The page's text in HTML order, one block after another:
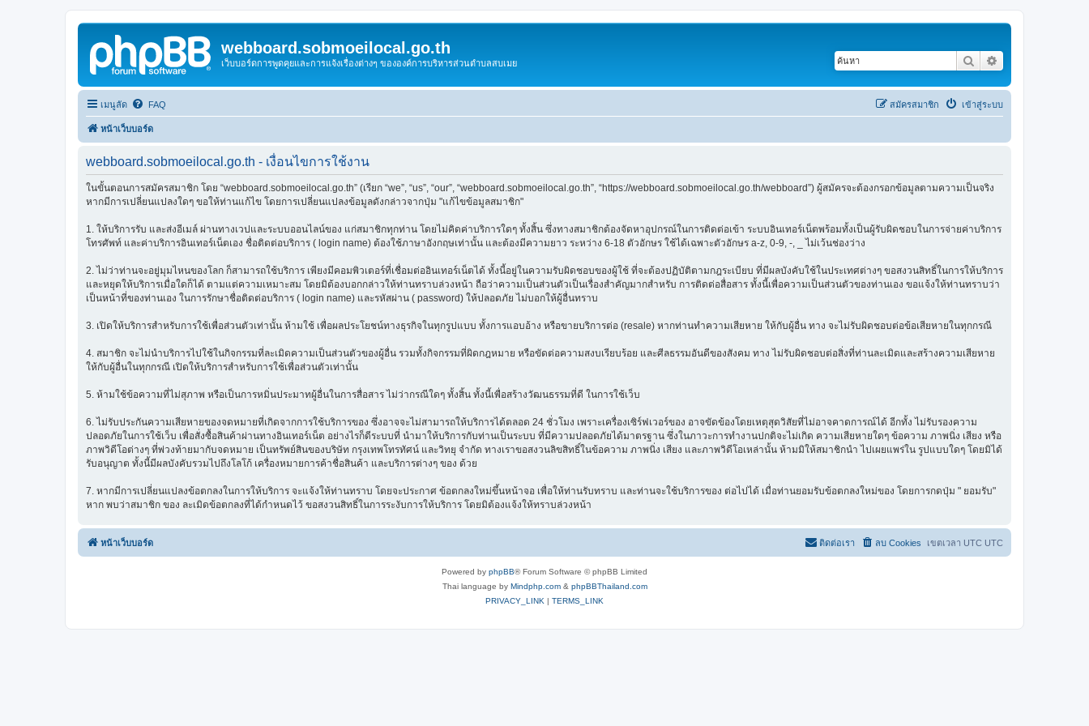
webboard.sobmoeilocal.go.th
เว็บบอร์ดการพูดคุยและการแจ้งเรื่องต่างๆ ขององค์การบริหารส่วนตำบลสบเมย ค้นหา
เมนูลัด FAQ เข้าสู่ระบบ
สมัครสมาชิก
หน้าเว็บบอร์ด
webboard.sobmoeilocal.go.th - เงื่อนไขการใช้งาน
ในขั้นตอนการสมัครสมาชิก โดย “webboard.sobmoeilocal.go.th” (เรียก “we”, “us”, “our”, “webboard.sobmoeilocal.go.th”, “https://webboard.sobmoeilocal.go.th/webboard”) ผู้สมัครจะต้องกรอกข้อมูลตามความเป็นจริง
หากมีการเปลี่ยนแปลงใดๆ ขอให้ท่านแก้ไข โดยการเปลี่ยนแปลงข้อมูลดังกล่าวจากปุ่ม "แก้ไขข้อมูลสมาชิก"
1. ให้บริการรับ และส่งอีเมล์ ผ่านทางเวปและระบบออนไลน์ของ แก่สมาชิกทุกท่าน โดยไม่คิดค่าบริการใดๆ ทั้งสิ้น ซึ่งทางสมาชิกต้องจัดหาอุปกรณ์ในการติดต่อเข้า ระบบอินเทอร์เน็ตพร้อมทั้งเป็นผู้รับผิดชอบในการจ่ายค่าบริการ
โทรศัพท์ และค่าบริการอินเทอร์เน็ตเอง ชื่อติดต่อบริการ ( login name) ต้องใช้ภาษาอังกฤษเท่านั้น และต้องมีความยาว ระหว่าง 6-18 ตัวอักษร ใช้ได้เฉพาะตัวอักษร a-z, 0-9, -, _ ไม่เว้นช่องว่าง
2. ไม่ว่าท่านจะอยู่มุมไหนของโลก ก็สามารถใช้บริการ เพียงมีคอมพิวเตอร์ที่เชื่อมต่ออินเทอร์เน็ตได้ ทั้งนี้อยู่ในความรับผิดชอบของผู้ใช้ ที่จะต้องปฏิบัติตามกฎระเบียบ ที่มีผลบังคับใช้ในประเทศต่างๆ ขอสงวนสิทธิ์ในการให้บริการ
และหยุดให้บริการเมื่อใดก็ได้ ตามแต่ความเหมาะสม โดยมิต้องบอกกล่าวให้ท่านทราบล่วงหน้า ถือว่าความเป็นส่วนตัวเป็นเรื่องสำคัญมากสำหรับ การติดต่อสื่อสาร ทั้งนี้เพื่อความเป็นส่วนตัวของท่านเอง ขอแจ้งให้ท่านทราบว่า
เป็นหน้าที่ของท่านเอง ในการรักษาชื่อติดต่อบริการ ( login name) และรหัสผ่าน ( password) ให้ปลอดภัย ไม่บอกให้ผู้อื่นทราบ
3. เปิดให้บริการสำหรับการใช้เพื่อส่วนตัวเท่านั้น ห้ามใช้ เพื่อผลประโยชน์ทางธุรกิจในทุกรูปแบบ ทั้งการแอบอ้าง หรือขายบริการต่อ (resale) หากท่านทำความเสียหาย ให้กับผู้อื่น ทาง จะไม่รับผิดชอบต่อข้อเสียหายในทุกกรณี
4. สมาชิก จะไม่นำบริการไปใช้ในกิจกรรมที่ละเมิดความเป็นส่วนตัวของผู้อื่น รวมทั้งกิจกรรมที่ผิดกฎหมาย หรือขัดต่อความสงบเรียบร้อย และศีลธรรมอันดีของสังคม ทาง ไม่รับผิดชอบต่อสิ่งที่ท่านละเมิดและสร้างความเสียหาย
ให้กับผู้อื่นในทุกกรณี เปิดให้บริการสำหรับการใช้เพื่อส่วนตัวเท่านั้น
5. ห้ามใช้ข้อความที่ไม่สุภาพ หรือเป็นการหมิ่นประมาทผู้อื่นในการสื่อสาร ไม่ว่ากรณีใดๆ ทั้งสิ้น ทั้งนี้เพื่อสร้างวัฒนธรรมที่ดี ในการใช้เว็บ
6. ไม่รับประกันความเสียหายของจดหมายที่เกิดจากการใช้บริการของ ซึ่งอาจจะไม่สามารถให้บริการได้ตลอด 24 ชั่วโมง เพราะเครื่องเซิร์ฟเวอร์ของ อาจขัดข้องโดยเหตุสุดวิสัยที่ไม่อาจคาดการณ์ได้ อีกทั้ง ไม่รับรองความ
ปลอดภัยในการใช้เว็บ เพื่อสั่งซื้อสินค้าผ่านทางอินเทอร์เน็ต อย่างไรก็ดีระบบที่ นำมาให้บริการกับท่านเป็นระบบ ที่มีความปลอดภัยได้มาตรฐาน ซึ่งในภาวะการทำงานปกติจะไม่เกิด ความเสียหายใดๆ ข้อความ ภาพนิ่ง เสียง หรือ
ภาพวิดีโอต่างๆ ที่พ่วงท้ายมากับจดหมาย เป็นทรัพย์สินของบริษัท กรุงเทพโทรทัศน์ และวิทยุ จำกัด ทางเราขอสงวนลิขสิทธิ์ในข้อความ ภาพนิ่ง เสียง และภาพวิดีโอเหล่านั้น ห้ามมิให้สมาชิกนำ ไปเผยแพร่ใน รูปแบบใดๆ โดยมิได้
รับอนุญาต ทั้งนี้มีผลบังคับรวมไปถึงโลโก้ เครื่องหมายการค้าชื่อสินค้า และบริการต่างๆ ของ ด้วย
7. หากมีการเปลี่ยนแปลงข้อตกลงในการให้บริการ จะแจ้งให้ท่านทราบ โดยจะประกาศ ข้อตกลงใหม่ขึ้นหน้าจอ เพื่อให้ท่านรับทราบ และท่านจะใช้บริการของ ต่อไปได้ เมื่อท่านยอมรับข้อตกลงใหม่ของ โดยการกดปุ่ม " ยอมรับ"
หาก พบว่าสมาชิก ของ ละเมิดข้อตกลงที่ได้กำหนดไว้ ขอสงวนสิทธิ์ในการระงับการให้บริการ โดยมิต้องแจ้งให้ทราบล่วงหน้า
หน้าเว็บบอร์ด เขตเวลา UTC UTC
ลบ Cookies
ติดต่อเรา
Powered by phpBB® Forum Software © phpBB Limited
Thai language by Mindphp.com& phpBBThailand.com
PRIVACY_LINK | TERMS_LINK